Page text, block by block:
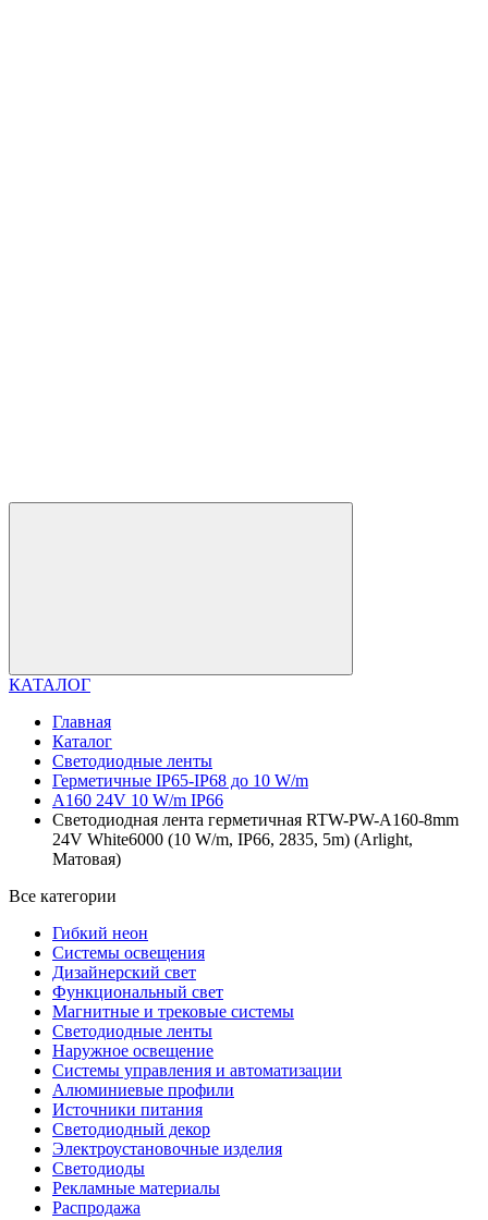
КАТАЛОГ
Главная
Каталог
Светодиодные ленты
Герметичные IP65-IP68 до 10 W/m
A160 24V 10 W/m IP66
Светодиодная лента герметичная RTW-PW-A160-8mm
24V White6000 (10 W/m, IP66, 2835, 5m) (Arlight,
Матовая)
Все категории
Гибкий неон
Системы освещения
Дизайнерский свет
Функциональный свет
Магнитные и трековые системы
Светодиодные ленты
Наружное освещение
Системы управления и автоматизации
Алюминиевые профили
Источники питания
Светодиодный декор
Электроустановочные изделия
Светодиоды
Рекламные материалы
Распродажа